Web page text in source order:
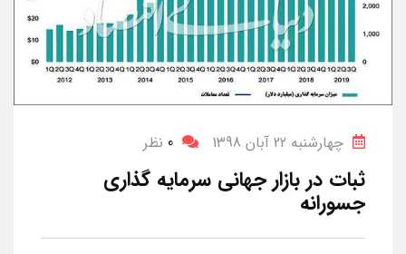
چهارشنبه 22 آبان 1398 0 نظر
ثبات در بازار جهانی سرمایه‎ گذاری
جسورانه